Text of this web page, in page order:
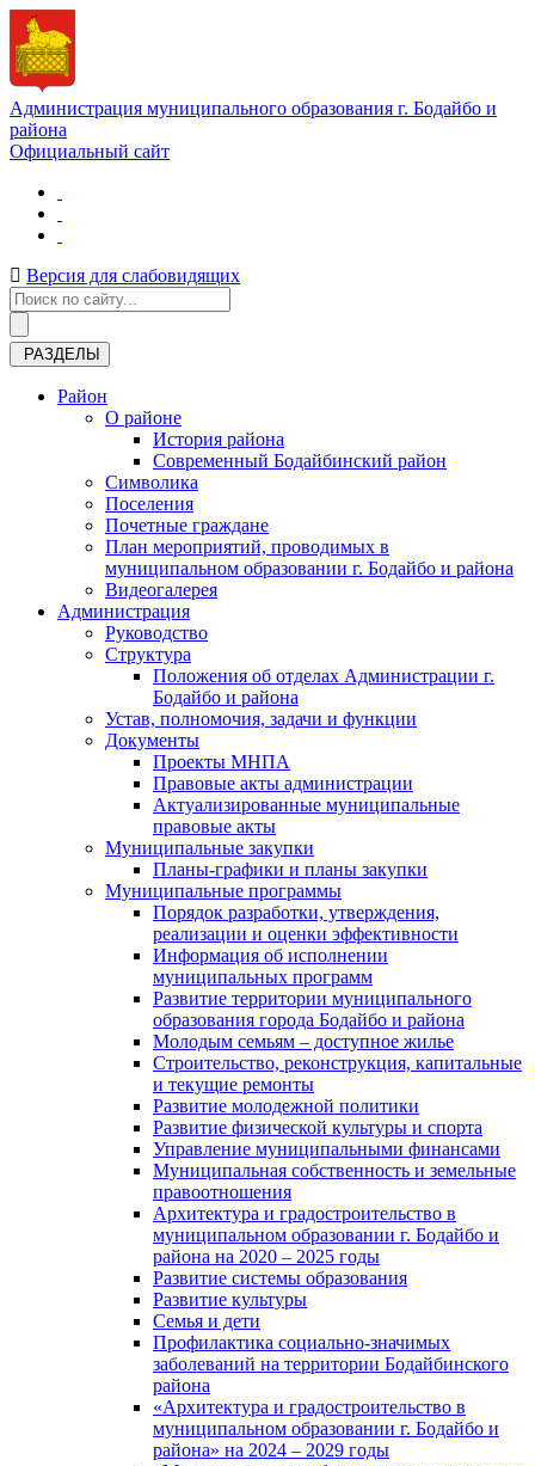
Администрация муниципального образования г. Бодайбо и
района
Официальный сайт
Версия для слабовидящих
РАЗДЕЛЫ
Район
О районе
История района
Современный Бодайбинский район
Символика
Поселения
Почетные граждане
План мероприятий, проводимых в
муниципальном образовании г. Бодайбо и района
Видеогалерея
Администрация
Руководство
Структура
Положения об отделах Администрации г.
Бодайбо и района
Устав, полномочия, задачи и функции
Документы
Проекты МНПА
Правовые акты администрации
Актуализированные муниципальные
правовые акты
Муниципальные закупки
Планы-графики и планы закупки
Муниципальные программы
Порядок разработки, утверждения,
реализации и оценки эффективности
Информация об исполнении
муниципальных программ
Развитие территории муниципального
образования города Бодайбо и района
Молодым семьям – доступное жилье
Строительство, реконструкция, капитальные
и текущие ремонты
Развитие молодежной политики
Развитие физической культуры и спорта
Управление муниципальными финансами
Муниципальная собственность и земельные
правоотношения
Архитектура и градостроительство в
муниципальном образовании г. Бодайбо и
района на 2020 – 2025 годы
Развитие системы образования
Развитие культуры
Семья и дети
Профилактика социально-значимых
заболеваний на территории Бодайбинского
района
«Архитектура и градостроительство в
муниципальном образовании г. Бодайбо и
района» на 2024 – 2029 годы